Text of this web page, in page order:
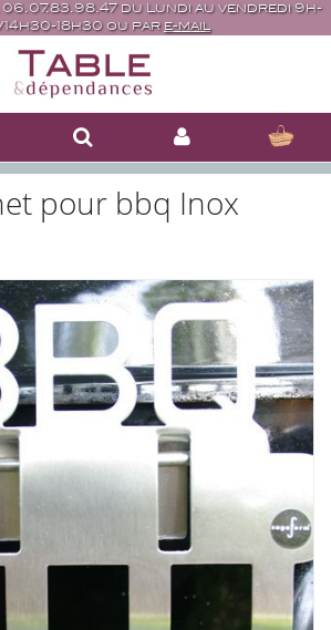
du Lundi au vendredi 9h-
14h30-18h30 ou par e-mail
pour bbq Inox